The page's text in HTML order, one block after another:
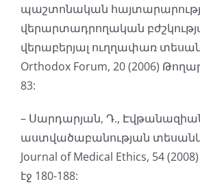
պաշտոնական
վերարտադրողական
վերաբերյալ ուղղափառ
Orthodox Forum, 20 (2006)
83:
– Սարդարյան, Դ.,
աստվածաբանության
Journal of Medical Ethics, 54
էջ 180-188: